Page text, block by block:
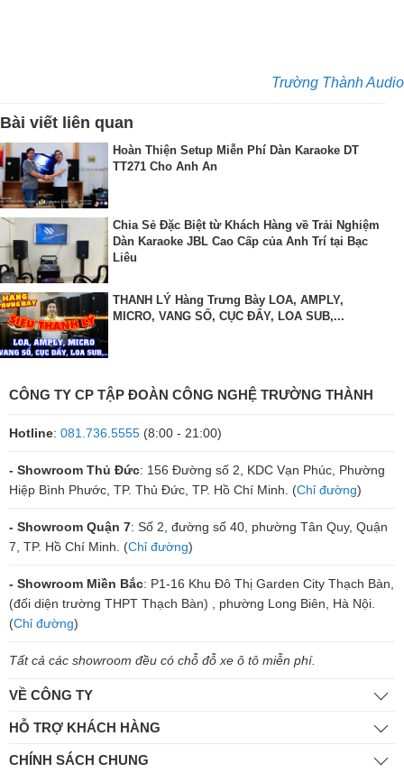
Trường Thành Audio
Bài viết liên quan
Hoàn Thiện Setup Miễn Phí Dàn Karaoke DT
TT271 Cho Anh An
Chia Sẻ Đặc Biệt từ Khách Hàng về Trải Nghiệm
Dàn Karaoke JBL Cao Cấp của Anh Trí tại Bạc
Liêu
THANH LÝ Hàng Trưng Bày LOA, AMPLY,
MICRO, VANG SỐ, CỤC ĐẨY, LOA SUB,...
CÔNG TY CP TẬP ĐOÀN CÔNG NGHỆ TRƯỜNG THÀNH
Hotline: 081.736.5555 (8:00 - 21:00)
- Showroom Thủ Đức: 156 Đường số 2, KDC Vạn Phúc, Phường
Hiệp Bình Phước, TP. Thủ Đức, TP. Hồ Chí Minh. (Chỉ đường)
- Showroom Quận 7: Số 2, đường số 40, phường Tân Quy, Quận
7, TP. Hồ Chí Minh. (Chỉ đường)
- Showroom Miền Bắc: P1-16 Khu Đô Thị Garden City Thạch Bàn,
(đối diện trường THPT Thạch Bàn) , phường Long Biên, Hà Nội.
(Chỉ đường)
Tất cả các showroom đều có chỗ đỗ xe ô tô miễn phí.
VỀ CÔNG TY
HỖ TRỢ KHÁCH HÀNG
CHÍNH SÁCH CHUNG